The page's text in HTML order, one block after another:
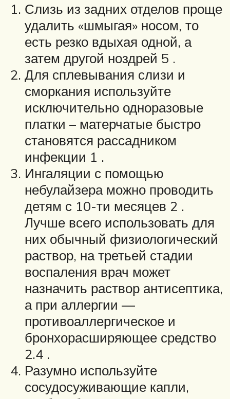
Слизь из задних отделов проще
удалить «шмыгая» носом, то
есть резко вдыхая одной, а
затем другой ноздрей 5 .
Для сплевывания слизи и
сморкания используйте
исключительно одноразовые
платки – матерчатые быстро
становятся рассадником
инфекции 1 .
Ингаляции с помощью
небулайзера можно проводить
детям с 10-ти месяцев 2 .
Лучше всего использовать для
них обычный физиологический
раствор, на третьей стадии
воспаления врач может
назначить раствор антисептика,
а при аллергии —
противоаллергическое и
бронхорасширяющее средство
2.4 .
Разумно используйте
сосудосуживающие капли,